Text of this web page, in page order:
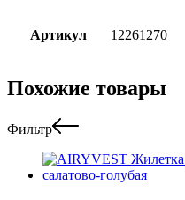
Артикул 12261270
Похожие товары
Фильтр